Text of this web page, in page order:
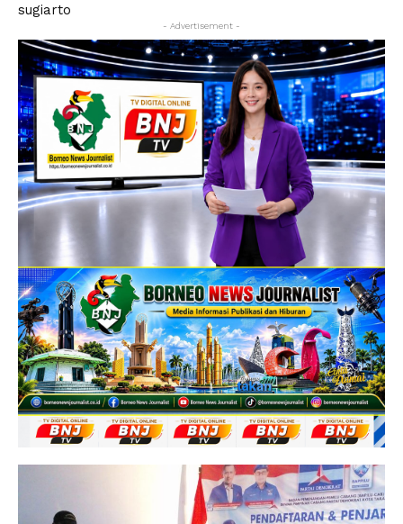
sugiarto
- Advertisement -